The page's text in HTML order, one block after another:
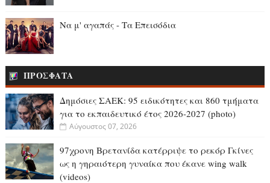
Να μ' αγαπάς - Τα Επεισόδια
ΠΡΟΣΦΑΤΑ
Δημόσιες ΣΑΕΚ: 95 ειδικότητες και 860 τμήματα
για το εκπαιδευτικό έτος 2026-2027 (photo)
Αύγουστος 07, 2026
97χρονη Βρετανίδα κατέρριψε το ρεκόρ Γκίνες
ως η γηραιότερη γυναίκα που έκανε wing walk
(videos)